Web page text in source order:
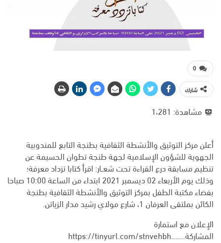
0
شارك
مشاهدة: 1٬281
أعلن مركز التوثيق والأنشطة الثقافية بطنجة التابع للمندوبية
الجهوية للشؤون الإسلامية لجهة طنجة تطوان الحسيمة عن
تنظيم مسابقة درع القراءة تحت شعــار: اقرأ كتابا تزداد معرفة؛
وذلك يوم الأربعاء 02 ديسمبر 2021 ابتداء من الساعة 10:00 صباحا
بفضاء مكتبة الطفل بمركز التوثيق والأنشطة الثقافية بطنجة
الكائن بملتقى العرفان 1، شارع مولاي رشيد مدار الزياتن.
الإعلان مع استمارة
المشاركة…….https://tinyurl.com/stnvehbh